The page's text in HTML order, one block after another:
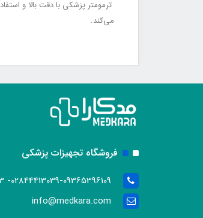
می‌کند.
فروشگاه تجهیزات پزشکی
02844413039-09365396109- 02844413013
info@medkara.com